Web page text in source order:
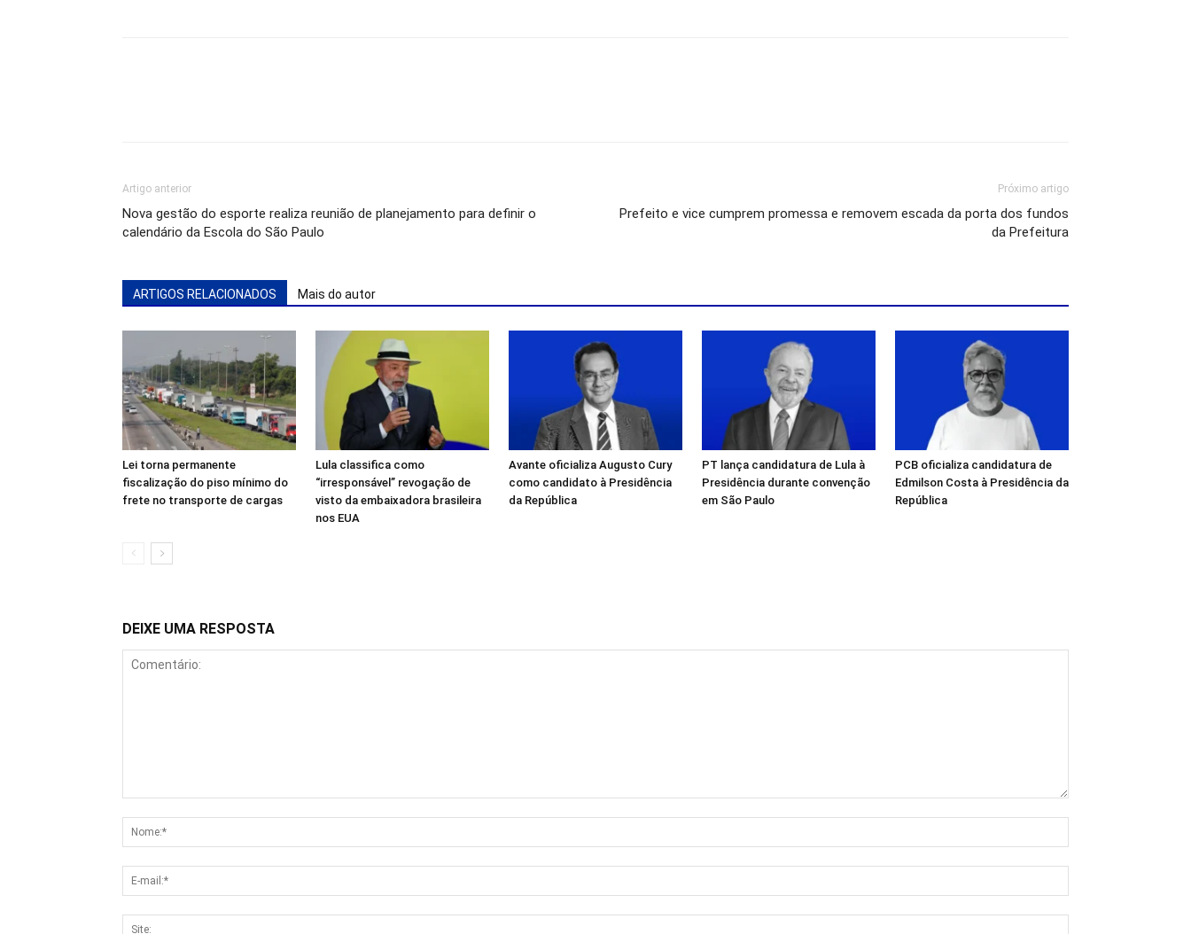
Artigo anterior
Nova gestão do esporte realiza reunião de planejamento para definir o
calendário da Escola do São Paulo
Próximo artigo
Prefeito e vice cumprem promessa e removem escada da porta dos fundos
da Prefeitura
ARTIGOS RELACIONADOS Mais do autor
Lei torna permanente
fiscalização do piso mínimo do
frete no transporte de cargas
Lula classifica como
“irresponsável” revogação de
visto da embaixadora brasileira
nos EUA
Avante oficializa Augusto Cury
como candidato à Presidência
da República
PT lança candidatura de Lula à
Presidência durante convenção
em São Paulo
PCB oficializa candidatura de
Edmilson Costa à Presidência da
República
DEIXE UMA RESPOSTA